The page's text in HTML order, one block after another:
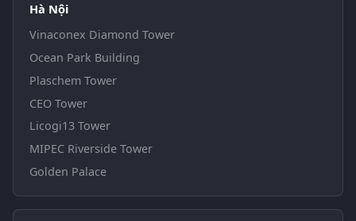
Hà Nội
Vinaconex Diamond Tower
Ocean Park Building
Plaschem Tower
CEO Tower
Licogi13 Tower
MIPEC Riverside Tower
Golden Palace